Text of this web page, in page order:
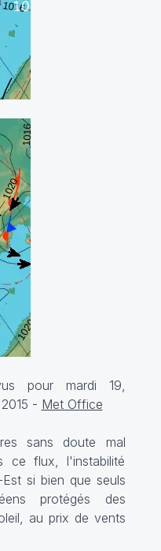
pour mardi 19,
- Met Office
sans doute mal
ce flux, l'instabilité
si bien que seuls
protégés des
au prix de vents